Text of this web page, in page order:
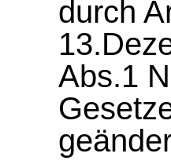
durch
Abs.1